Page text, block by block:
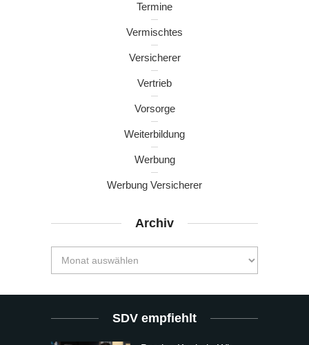
Termine
Vermischtes
Versicherer
Vertrieb
Vorsorge
Weiterbildung
Werbung
Werbung Versicherer
Archiv
SDV empfiehlt